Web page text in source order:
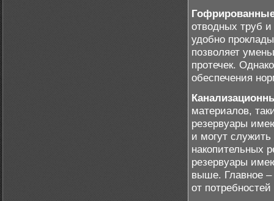
отводных труб и
удобно
позволяет
протечек.
обеспечения
материалов,
резервуары
и могут служить
накопительных
резервуары
выше. Главное –
от